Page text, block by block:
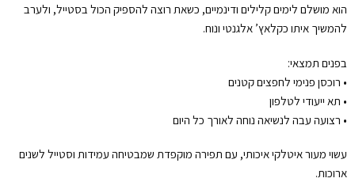
הוא מושלם לימים קלילים ודינמיים, כשאת רוצה להספיק הכול בסטייל, ולערב
להמשיך איתו כקלאץ’ אלגנטי ונוח.
בפנים תמצאי:
• רוכסן פנימי לחפצים קטנים
• תא ייעודי לטלפון
• רצועה עבה לנשיאה נוחה לאורך כל היום
עשוי מעור איטלקי איכותי, עם תפירה מוקפדת שמבטיחה עמידות וסטייל לשנים
ארוכות.